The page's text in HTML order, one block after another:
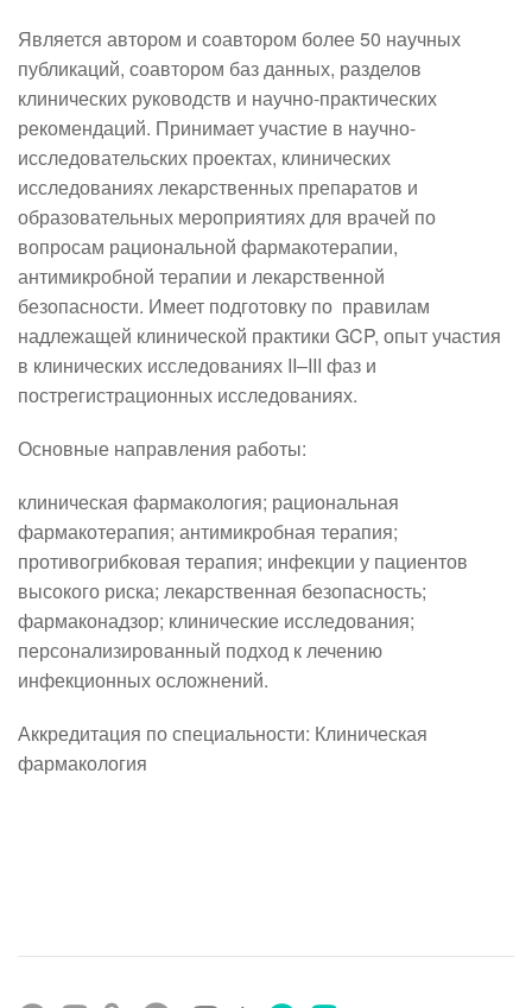
Является автором и соавтором более 50 научных
публикаций, соавтором баз данных, разделов
клинических руководств и научно-практических
рекомендаций. Принимает участие в научно-
исследовательских проектах, клинических
исследованиях лекарственных препаратов и
образовательных мероприятиях для врачей по
вопросам рациональной фармакотерапии,
антимикробной терапии и лекарственной
безопасности. Имеет подготовку по  правилам
надлежащей клинической практики GCP, опыт участия
в клинических исследованиях II–III фаз и
пострегистрационных исследованиях.
Основные направления работы:
клиническая фармакология; рациональная
фармакотерапия; антимикробная терапия;
противогрибковая терапия; инфекции у пациентов
высокого риска; лекарственная безопасность;
фармаконадзор; клинические исследования;
персонализированный подход к лечению
инфекционных осложнений.
Аккредитация по специальности: Клиническая
фармакология